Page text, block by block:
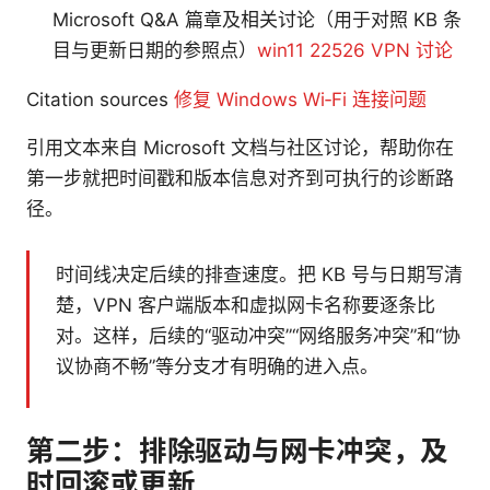
Microsoft Q&A 篇章及相关讨论（用于对照 KB 条
目与更新日期的参照点） win11 22526 VPN 讨论
Citation sources 修复 Windows Wi‑Fi 连接问题
引用文本来自 Microsoft 文档与社区讨论，帮助你在
第一步就把时间戳和版本信息对齐到可执行的诊断路
径。
时间线决定后续的排查速度。把 KB 号与日期写清
楚，VPN 客户端版本和虚拟网卡名称要逐条比
对。这样，后续的“驱动冲突”“网络服务冲突”和“协
议协商不畅”等分支才有明确的进入点。
第二步：排除驱动与网卡冲突，及
时回滚或更新